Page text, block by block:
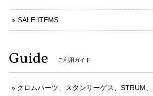
SALE ITEMS
Guide ご利用ガイド
クロムハーツ、スタンリーゲス、STRUM